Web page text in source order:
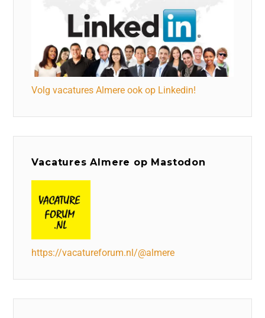
Volg vacatures Almere ook op Linkedin!
Vacatures Almere op Mastodon
https://vacatureforum.nl/@almere